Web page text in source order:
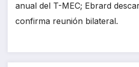
anual del T-MEC; Ebrard
confirma reunión bilateral.